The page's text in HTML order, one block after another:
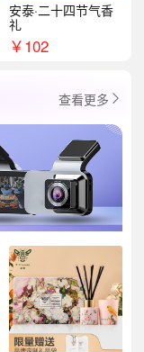
安泰·二十四节气香
礼
￥102
查看更多 